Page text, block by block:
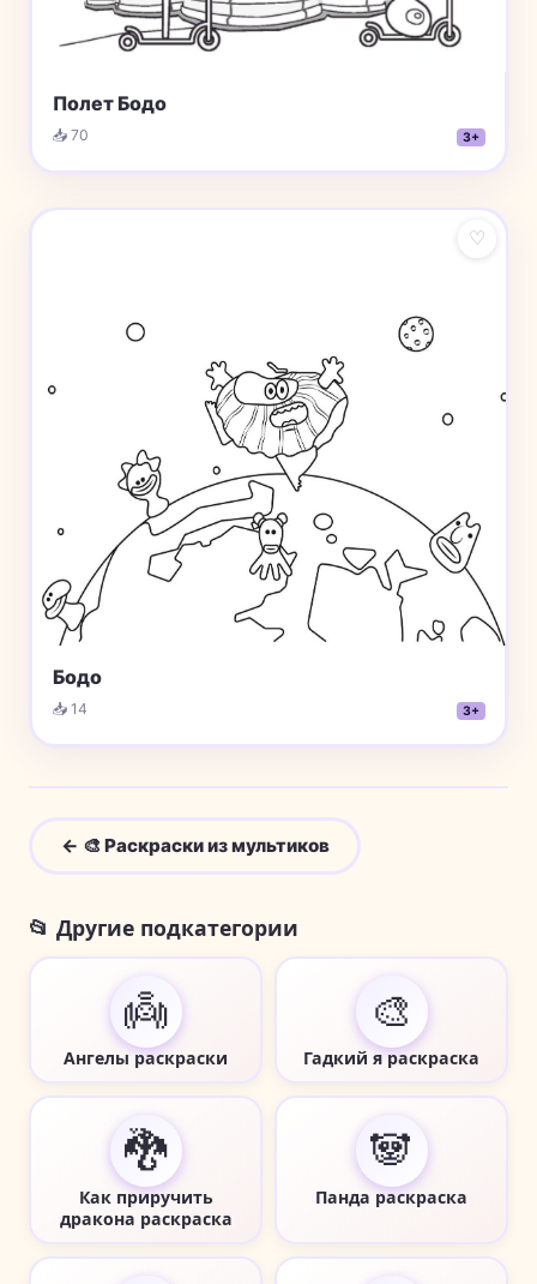
Полет Бодо
📥 70 3+
♡
Бодо
📥 14 3+
← 🎨 Раскраски из мультиков
📂 Другие подкатегории
👼
Ангелы раскраски
🎨
Гадкий я раскраска
🐉
Как приручить
дракона раскраска
🐼
Панда раскраска